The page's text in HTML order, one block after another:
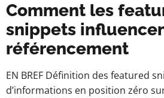
Comment les
snippets
référencement
EN BREF Définition des featured
d’informations en position zéro